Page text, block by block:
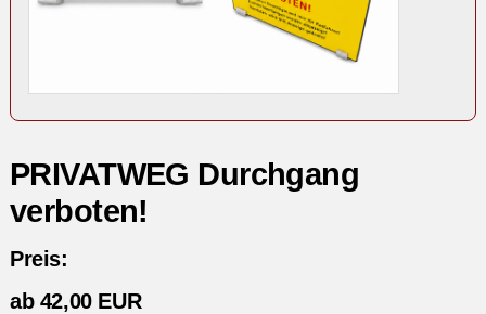
PRIVATWEG Durchgang
verboten!
Preis:
ab 42,00 EUR